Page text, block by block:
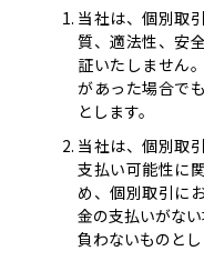
当社は、個別取
質、適法性、安
証いたしません
があった場合で
とします。
当社は、個別取
支払い可能性に
め、個別取引に
金の支払いがな
負わないものとし